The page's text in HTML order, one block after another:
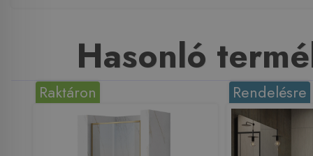
Hasonló
Raktáron Rendelésre